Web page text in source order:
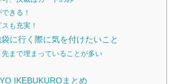
きる！
も充実！
に行く際に気を付けたいこと
先まで埋まっていることが多い
IKEBUKUROまとめ